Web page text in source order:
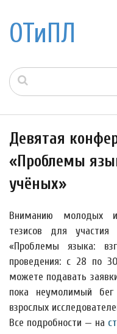
ОТиПЛ
Девятая
«Проблемы
учёных»
Вниманию молодых
тезисов для
«Проблемы языка:
проведения: с 28 по
можете подавать
пока неумолимый
взрослых
Все подробности — на